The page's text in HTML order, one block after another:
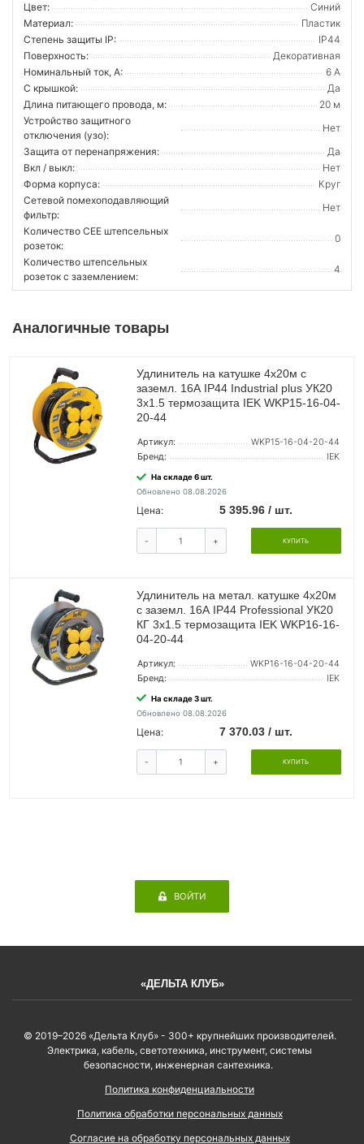
Цвет:
Синий
Материал:
Пластик
Степень защиты IP:
IP44
Поверхность:
Декоративная
Номинальный ток, А:
6 А
С крышкой:
Да
Длина питающего провода, м:
20 м
Устройство защитного
отключения (узо):
Нет
Защита от перенапряжения:
Да
Вкл / выкл:
Нет
Форма корпуса:
Круг
Сетевой помехоподавляющий
фильтр:
Нет
Количество CEE штепсельных
розеток:
0
Количество штепсельных
розеток с заземлением:
4
Аналогичные товары
Удлинитель на катушке 4х20м с
заземл. 16А IP44 Industrial plus УК20
3х1.5 термозащита IEK WKP15-16-04-
20-44
Артикул:
WKP15-16-04-20-44
Бренд:
IEK
На складе 6 шт.
Обновлено 08.08.2026
Цена: 5 395.96 / шт.
- + КУПИТЬ
Удлинитель на метал. катушке 4х20м
с заземл. 16А IP44 Professional УК20
КГ 3х1.5 термозащита IEK WKP16-16-
04-20-44
Артикул:
WKP16-16-04-20-44
Бренд:
IEK
На складе 3 шт.
Обновлено 08.08.2026
Цена: 7 370.03 / шт.
- + КУПИТЬ
ВОЙТИ
«ДЕЛЬТА КЛУБ»
© 2019–2026 «Дельта Клуб» - 300+ крупнейших производителей.
Электрика, кабель, светотехника, инструмент, системы
безопасности, инженерная сантехника.
Политика конфиденциальности
Политика обработки персональных данных
Согласие на обработку персональных данных